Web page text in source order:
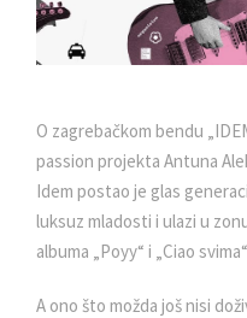
O zagrebačkom bendu
passion projekta Antuna
Idem postao je glas
luksuz mladosti i ulazi u
albuma „Poyy“ i „Ciao
A ono što možda još nisi